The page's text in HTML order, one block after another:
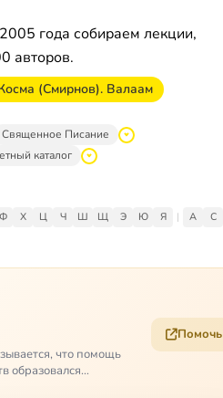
года собираем лекции,
авторов.
(Смирнов). Валаам
Священное Писание
каталог
Ф Х Ц Ч Ш Щ Э Ю Я | A C
что помощь
образовался
Помочь